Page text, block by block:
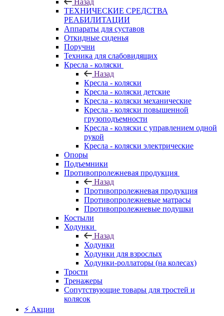
ТЕХНИЧЕСКИЕ СРЕДСТВА
РЕАБИЛИТАЦИИ
Аппараты для суставов
Откидные сиденья
Поручни
Техника для слабовидящих
Кресла - коляски
Назад
Кресла - коляски
Кресла - коляски детские
Кресла - коляски механические
Кресла - коляски повышенной
грузоподъемности
Кресла - коляски с управлением одной
рукой
Кресла - коляски электрические
Опоры
Подъемники
Противопролежневая продукция
Назад
Противопролежневая продукция
Противопролежневые матрасы
Противопролежневые подушки
Костыли
Ходунки
Назад
Ходунки
Ходунки для взрослых
Ходунки-роллаторы (на колесах)
Трости
Тренажеры
Сопутствующие товары для тростей и
колясок
⚡ Акции